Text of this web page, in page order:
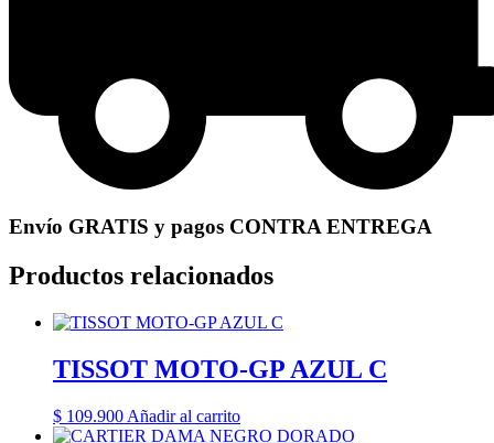
Envío GRATIS y pagos CONTRA ENTREGA
Productos relacionados
TISSOT MOTO-GP AZUL C
$ 109.900 Añadir al carrito